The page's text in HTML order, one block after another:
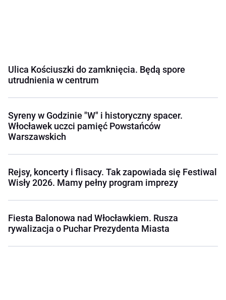
Ulica Kościuszki do zamknięcia. Będą spore
utrudnienia w centrum
Syreny w Godzinie "W" i historyczny spacer.
Włocławek uczci pamięć Powstańców
Warszawskich
Rejsy, koncerty i flisacy. Tak zapowiada się Festiwal
Wisły 2026. Mamy pełny program imprezy
Fiesta Balonowa nad Włocławkiem. Rusza
rywalizacja o Puchar Prezydenta Miasta